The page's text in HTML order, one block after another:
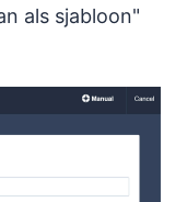
als sjabloon"